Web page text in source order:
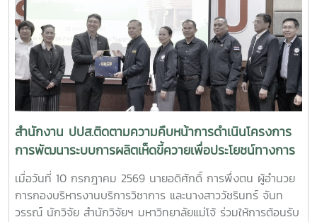
สำนักงาน ปปส.ติดตามความคืบหน้าการดำเนินโครงการ
การพัฒนาระบบการผลิตเห็ดขี้ควายเพื่อประโยชน์ทางการ
แพทย์
เมื่อวันที่ 10 กรกฎาคม 2569 นายอดิศักดิ์ การพึ่งตน ผู้อำนวย
การกองบริหารงานบริการวิชาการ และนางสาววัชรินทร์ จันท
วรรณ์ นักวิจัย สำนักวิจัยฯ มหาวิทยาลัยแม่โจ้ ร่วมให้การต้อนรับ